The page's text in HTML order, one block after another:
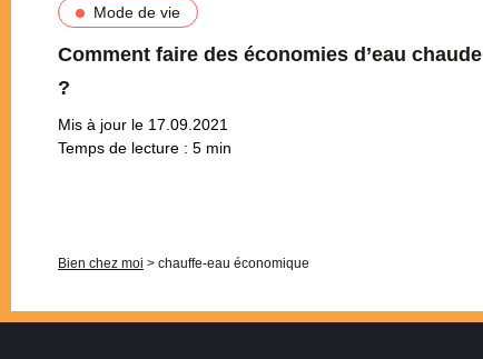
Mode de vie
Comment faire des économies d’eau chaude
?
Mis à jour le 17.09.2021
Temps de lecture : 5 min
Bien chez moi > chauffe-eau économique